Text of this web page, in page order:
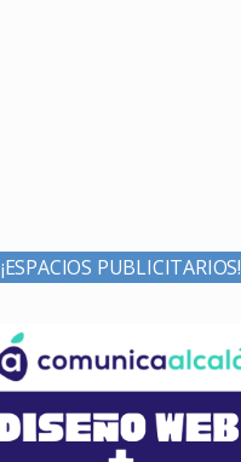
¡ESPACIOS PUBLICITARIOS!